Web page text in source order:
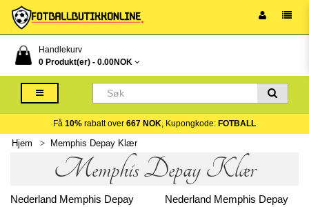
Handlekurv
0 Produkt(er) - 0.00NOK
Få 10% rabatt over 667 NOK, Kupongkode: FOTBALL
Hjem Memphis Depay Klær
Memphis Depay Klær
Nederland Memphis Depay
Nederland Memphis Depay